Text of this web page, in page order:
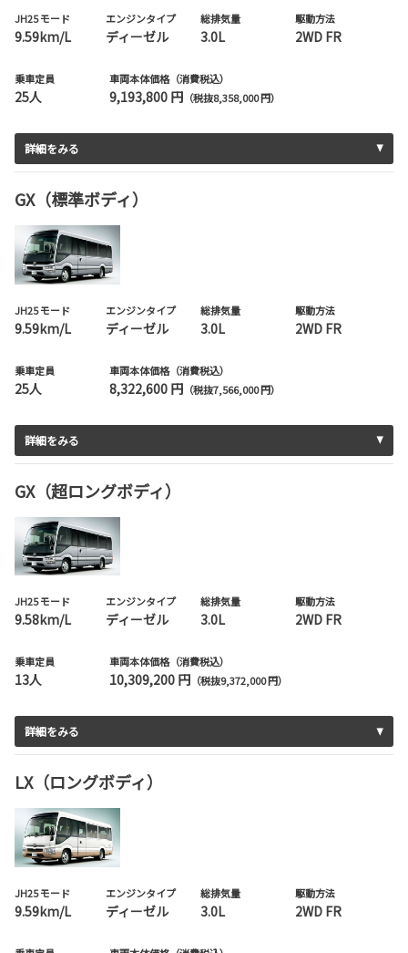
JH25 モード
9.59km/L
エンジンタイプ
ディーゼル
総排気量
3.0L
駆動方法
2WD FR
乗車定員
25人
車両本体価格（消費税込）
9,193,800 円 （税抜8,358,000 円）
詳細をみる
GX（標準ボディ）
JH25 モード
9.59km/L
エンジンタイプ
ディーゼル
総排気量
3.0L
駆動方法
2WD FR
乗車定員
25人
車両本体価格（消費税込）
8,322,600 円（税抜7,566,000 円）
詳細をみる
GX（超ロングボディ）
JH25 モード
9.58km/L
エンジンタイプ
ディーゼル
総排気量
3.0L
駆動方法
2WD FR
乗車定員
13人
車両本体価格（消費税込）
10,309,200 円（税抜9,372,000 円）
詳細をみる
LX（ロングボディ）
JH25 モード
9.59km/L
エンジンタイプ
ディーゼル
総排気量
3.0L
駆動方法
2WD FR